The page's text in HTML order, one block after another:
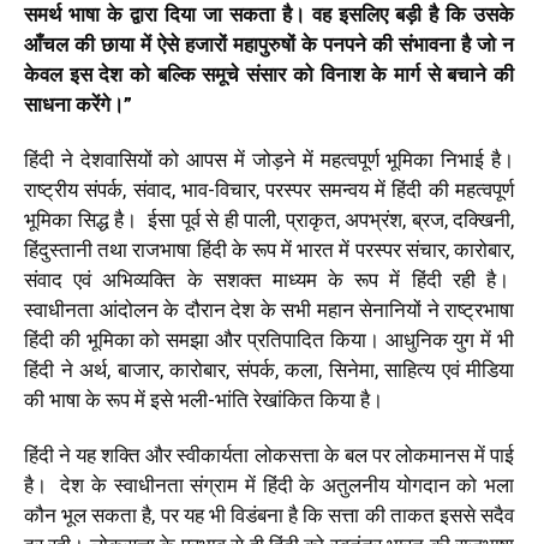
समर्थ भाषा के द्वारा दिया जा सकता है। वह इसलिए बड़ी है कि उसके
आँचल की छाया में ऐसे हजारों महापुरुषों के पनपने की संभावना है जो न
केवल इस देश को बल्कि समूचे संसार को विनाश के मार्ग से बचाने की
साधना करेंगे।”
हिंदी ने देशवासियों को आपस में जोड़ने में महत्वपूर्ण भूमिका निभाई है।
राष्ट्रीय संपर्क, संवाद,भाव-विचार, परस्पर समन्वय में हिंदी की महत्वपूर्ण
भूमिका सिद्ध है। ईसा पूर्व से ही पाली, प्राकृत, अपभ्रंश, ब्रज, दक्खिनी,
हिंदुस्तानी तथा राजभाषा हिंदी के रूप में भारत में परस्पर संचार, कारोबार,
संवाद एवं अभिव्यक्ति के सशक्त माध्यम के रूप में हिंदी रही है।
स्वाधीनता आंदोलन के दौरान देश के सभी महान सेनानियों ने राष्ट्रभाषा
हिंदी की भूमिका को समझा और प्रतिपादित किया। आधुनिक युग में भी
हिंदी ने अर्थ, बाजार, कारोबार, संपर्क, कला, सिनेमा, साहित्य एवं मीडिया
की भाषा के रूप में इसे भली-भांति रेखांकित किया है।
हिंदी ने यह शक्ति और स्वीकार्यता लोकसत्ता के बल पर लोकमानस में पाई
है। देश के स्वाधीनता संग्राम में हिंदी के अतुलनीय योगदान को भला
कौन भूल सकता है, पर यह भी विडंबना है कि सत्ता की ताकत इससे सदैव